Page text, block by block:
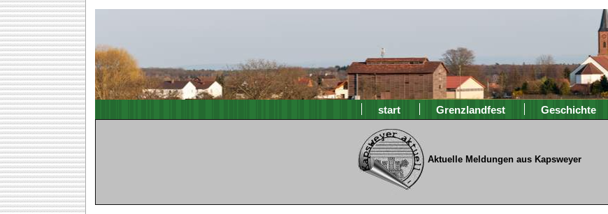
start Grenzlandfest Geschichte
Aktuelle Meldungen aus Kapsweyer